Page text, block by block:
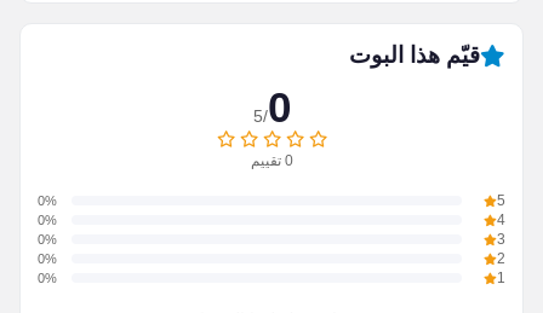
قيّم هذا البوت
0
/5
0 تقييم
5
0%
4
0%
3
0%
2
0%
1
0%